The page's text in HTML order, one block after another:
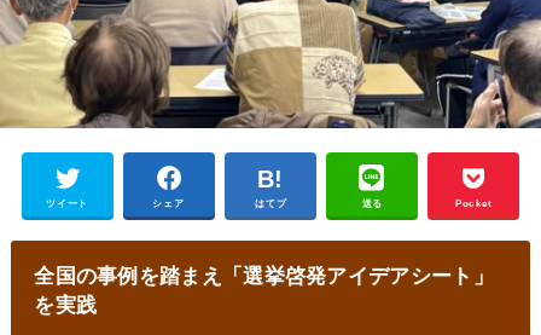
ツイート シェア はてブ 送る Pocket
全国の事例を踏まえ「選挙啓発アイデアシート」
を実践